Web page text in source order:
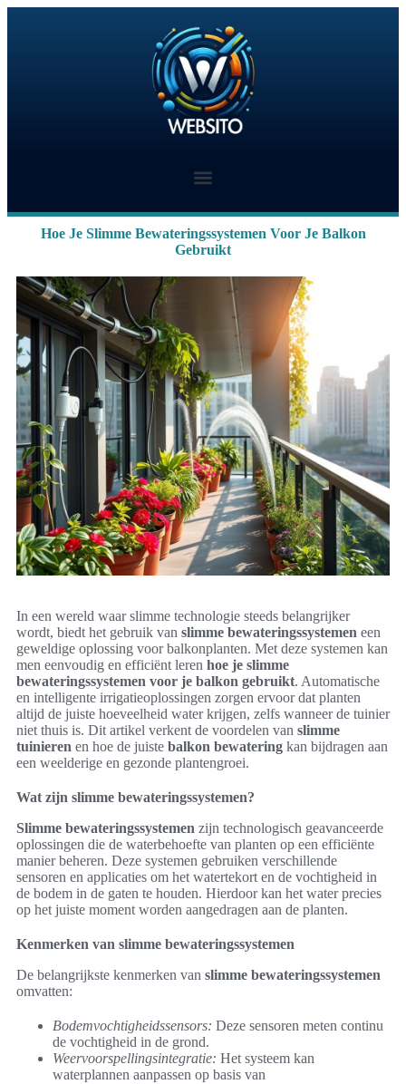
Hoe Je Slimme Bewateringssystemen Voor Je Balkon
Gebruikt
In een wereld waar slimme technologie steeds belangrijker
wordt, biedt het gebruik van slimme bewateringssystemen een
geweldige oplossing voor balkonplanten. Met deze systemen kan
men eenvoudig en efficiënt leren hoe je slimme
bewateringssystemen voor je balkon gebruikt. Automatische
en intelligente irrigatieoplossingen zorgen ervoor dat planten
altijd de juiste hoeveelheid water krijgen, zelfs wanneer de tuinier
niet thuis is. Dit artikel verkent de voordelen van slimme
tuinieren en hoe de juiste balkon bewatering kan bijdragen aan
een weelderige en gezonde plantengroei.
Wat zijn slimme bewateringssystemen?
Slimme bewateringssystemen zijn technologisch geavanceerde
oplossingen die de waterbehoefte van planten op een efficiënte
manier beheren. Deze systemen gebruiken verschillende
sensoren en applicaties om het watertekort en de vochtigheid in
de bodem in de gaten te houden. Hierdoor kan het water precies
op het juiste moment worden aangedragen aan de planten.
Kenmerken van slimme bewateringssystemen
De belangrijkste kenmerken van slimme bewateringssystemen
omvatten:
Bodemvochtigheidssensors: Deze sensoren meten continu
de vochtigheid in de grond.
Weervoorspellingsintegratie: Het systeem kan
waterplannen aanpassen op basis van